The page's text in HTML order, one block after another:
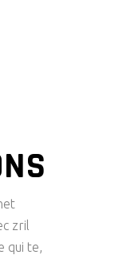
zril
qui te,